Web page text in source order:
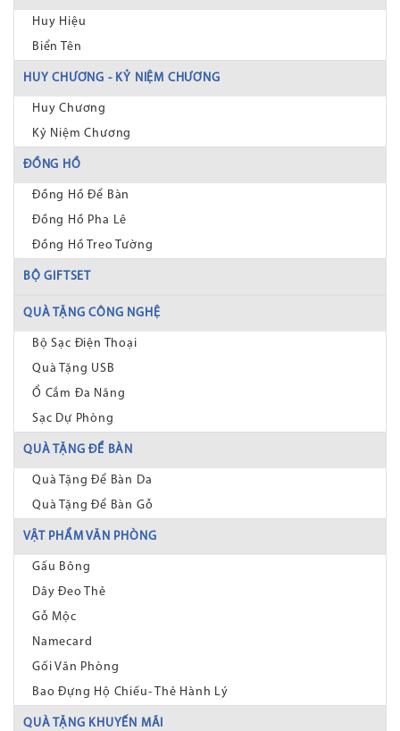
Huy Hiệu
Biển Tên
HUY CHƯƠNG - KỶ NIỆM CHƯƠNG
Huy Chương
Kỷ Niệm Chương
ĐỒNG HỒ
Đồng Hồ Để Bàn
Đồng Hồ Pha Lê
Đồng Hồ Treo Tường
BỘ GIFTSET
QUÀ TẶNG CÔNG NGHỆ
Bộ Sạc Điện Thoại
Quà Tặng USB
Ổ Cắm Đa Năng
Sạc Dự Phòng
QUÀ TẶNG ĐỂ BÀN
Quà Tặng Để Bàn Da
Quà Tặng Để Bàn Gỗ
VẬT PHẨM VĂN PHÒNG
Gấu Bông
Dây Đeo Thẻ
Gỗ Mộc
Namecard
Gối Văn Phòng
Bao Đựng Hộ Chiếu- Thẻ Hành Lý
QUÀ TẶNG KHUYẾN MÃI